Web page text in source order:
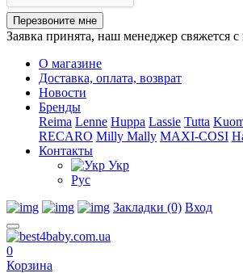
Перезвоните мне
Заявка принята, наш менеджер свяжется
О магазине
Доставка, оплата, возврат
Новости
Бренды
Reima Lenne Huppa Lassie Tutta
RECARO Milly Mally MAXI-COSI
Контакты
Укр
Рус
Закладки (0) Вход
0
Корзина